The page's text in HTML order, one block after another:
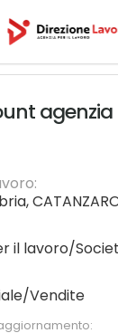
agenzia
,
il lavoro/
Vendite